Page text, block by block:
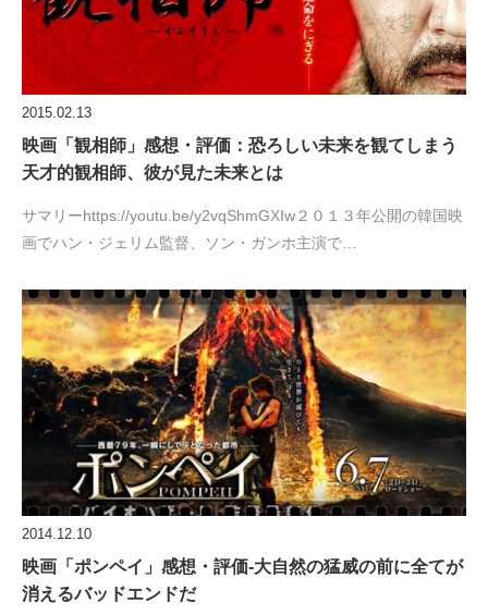
2015.02.13
映画「観相師」感想・評価：恐ろしい未来を観てしまう
天才的観相師、彼が見た未来とは
サマリーhttps://youtu.be/y2vqShmGXIw２０１３年公開の韓国映
画でハン・ジェリム監督、ソン・ガンホ主演で…
2014.12.10
映画「ポンペイ」感想・評価‐大自然の猛威の前に全てが
消えるバッドエンドだ